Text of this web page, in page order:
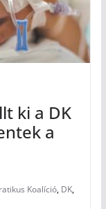
ki a DK
a
Koalíció, DK,